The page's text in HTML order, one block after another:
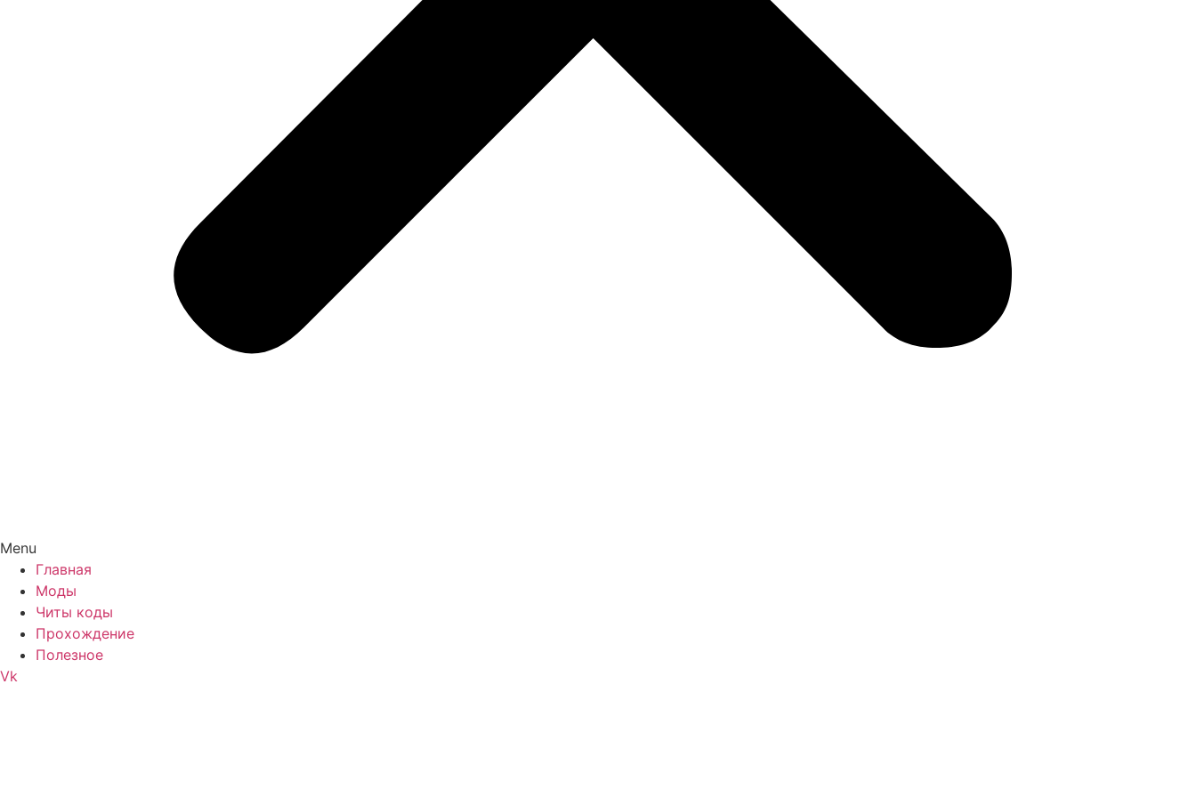
Menu
Главная
Моды
Читы коды
Прохождение
Полезное
Vk